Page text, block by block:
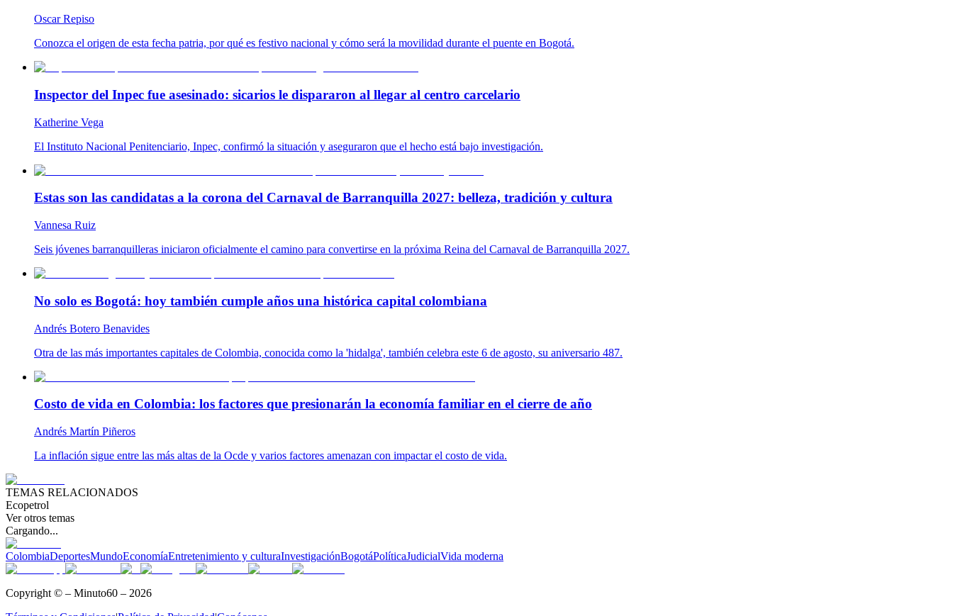
Oscar Repiso
Conozca el origen de esta fecha patria, por qué es festivo nacional y cómo será la movilidad durante el puente en Bogotá.
Inspector del Inpec fue asesinado: sicarios le dispararon al llegar al centro carcelario
Katherine Vega
El Instituto Nacional Penitenciario, Inpec, confirmó la situación y aseguraron que el hecho está bajo investigación.
Estas son las candidatas a la corona del Carnaval de Barranquilla 2027: belleza, tradición y cultura
Vannesa Ruiz
Seis jóvenes barranquilleras iniciaron oficialmente el camino para convertirse en la próxima Reina del Carnaval de Barranquilla 2027.
No solo es Bogotá: hoy también cumple años una histórica capital colombiana
Andrés Botero Benavides
Otra de las más importantes capitales de Colombia, conocida como la 'hidalga', también celebra este 6 de agosto, su aniversario 487.
Costo de vida en Colombia: los factores que presionarán la economía familiar en el cierre de año
Andrés Martín Piñeros
La inflación sigue entre las más altas de la Ocde y varios factores amenazan con impactar el costo de vida.
TEMAS RELACIONADOS
Ecopetrol
Ver otros temas
Cargando...
ColombiaDeportesMundoEconomíaEntretenimiento y culturaInvestigaciónBogotáPolíticaJudicialVida moderna
Copyright © – Minuto60 – 2026